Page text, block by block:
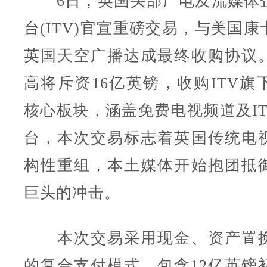
台(ITV)官宣重磅交易，与美国康
英国天空广播达成最终收购协议
高将斥资16亿英镑，收购ITV旗
核心板块，涵盖免费电视频道及
台，本次交易标志着英国传统电
构性重组，本土媒体开始抱团抵
巨头的冲击。
本次交易采用现金、资产置